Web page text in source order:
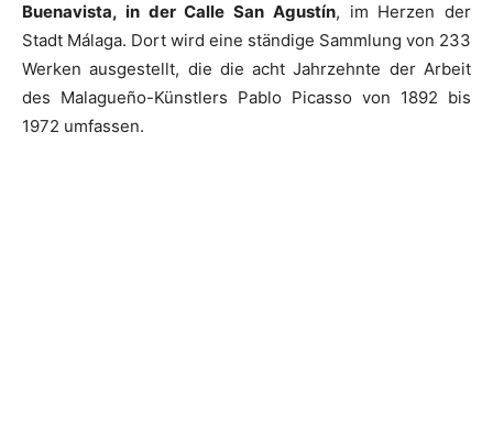
Buenavista, in der Calle San Agustín, im Herzen der
Stadt Málaga. Dort wird eine ständige Sammlung von 233
Werken ausgestellt, die die acht Jahrzehnte der Arbeit
des Malagueño-Künstlers Pablo Picasso von 1892 bis
1972 umfassen.